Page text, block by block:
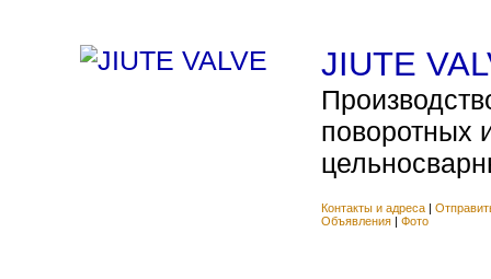
JIUTE
поворотных
Контакты и адреса |
Объявления | Фото